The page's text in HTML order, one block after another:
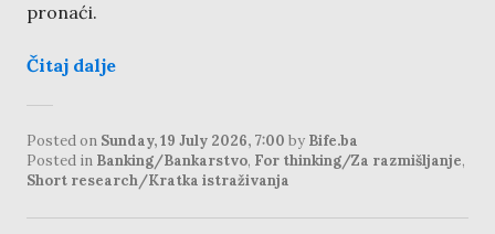
pronaći.
Čitaj dalje
Posted on Sunday, 19 July 2026, 7:00 by Bife.ba
Posted in Banking/Bankarstvo, For thinking/Za razmišljanje,
Short research/Kratka istraživanja